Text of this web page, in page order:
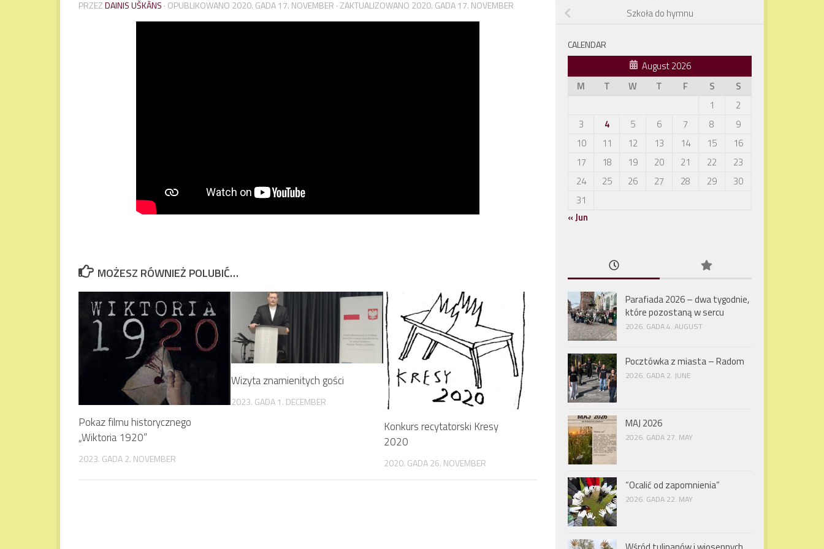
PRZEZDAINIS UŠKĀNS · OPUBLIKOWANO 2020. GADA 17. NOVEMBER · ZAKTUALIZOWANO 2020. GADA 17. NOVEMBER
MOŻESZ RÓWNIEŻ POLUBIĆ…
Pokaz filmu historycznego
„Wiktoria 1920”
2023. GADA 2. NOVEMBER
Wizyta znamienitych gości
2023. GADA 1. DECEMBER
Konkurs recytatorski Kresy
2020
2020. GADA 26. NOVEMBER
Szkoła do hymnu
CALENDAR
August 2026
M
T W T F S
S
1
2
3
4 5 6 7 8
9
10
11 12 13 14 15
16
17
18 19 20 21 22
23
24
25 26 27 28 29
30
31
« Jun
Parafiada 2026 – dwa tygodnie,
które pozostaną w sercu
2026. GADA 4. AUGUST
Pocztówka z miasta – Radom
2026. GADA 2. JUNE
MAJ 2026
2026. GADA 27. MAY
“Ocalić od zapomnienia”
2026. GADA 22. MAY